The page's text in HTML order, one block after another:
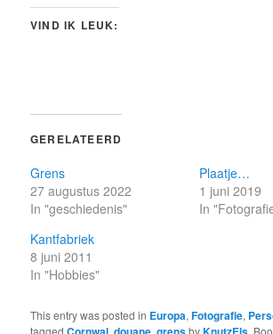
VIND IK LEUK:
GERELATEERD
Grens
27 augustus 2022
In "geschiedenis"
Plaatje…
1 juni 2019
In
Kantfabriek
8 juni 2011
In "Hobbies"
This entry was posted in Europa,Fotografie,
tagged
, , by .